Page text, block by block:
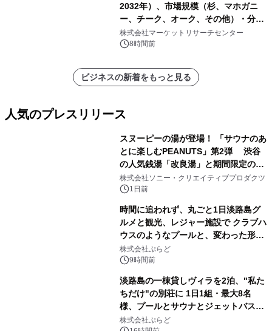
2032年）、市場規模（杉、マホガニ
ー、チーク、オーク、その他）・分析
レポートを発表
株式会社マーケットリサーチセンター
8時間前
ビジネスの新着をもっと見る
人気のプレスリリース
スヌーピーの湯が登場！ 「サウナのあ
とに楽しむPEANUTS」第2弾 渋谷
の人気銭湯「改良湯」と期間限定のコ
ラボレーション サウナイキタイコラ
ボグッズも発売決定！
株式会社ソニー・クリエイティブプロダクツ
1日前
時間に追われず、丸ごと1日淡路島グ
ルメと観光、レジャー施設で クラブハ
ウスのようなプールと、変わった形の
サウナも 「THE BOXY AWAJI」のお
得な素泊まり連泊プランで
株式会社ぷらど
9時間前
淡路島の一棟貸しヴィラを2泊、"私た
ちだけ"の別荘に 1日1組・最大8名
様、プールとサウナとジェットバス付
きで Villa Mon Temps AWAJIの連泊
株式会社ぷらど